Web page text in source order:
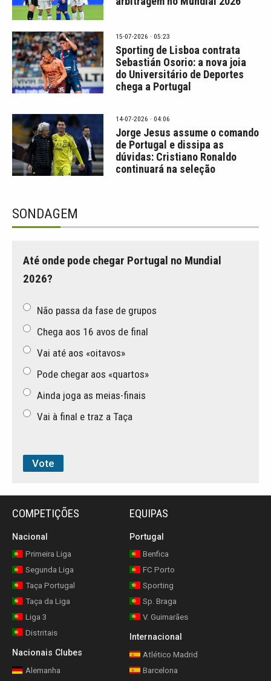
15-07-2026 · 05:23
Sporting de Lisboa contrata
Sebastián Osorio: a nova joia
do Universitário de Deportes
chega a Portugal
14-07-2026 · 04:06
Jorge Jesus assume o comando
de Portugal e dissipa as
dúvidas: Cristiano Ronaldo
continuará na seleção
SONDAGEM
Até onde pode chegar Portugal no Mundial
2026?
Não passa da fase de grupos
Chega aos 16 avos de final
Vai até aos «oitavos»
Pode chegar aos «quartos»
Ainda joga as meias-finais
Vai à final e traz a Taça
COMPETIÇÕES
Nacional
Primeira Liga
Segunda Liga
Taça Portugal
Taça da Liga
Liga 3
Distritais
Nacionais Clubes
Alemanha
EQUIPAS
Portugal
Benfica
FC Porto
Sporting
Sp. Braga
V. Guimarães
Internacional
Atlético Madrid
Barcelona